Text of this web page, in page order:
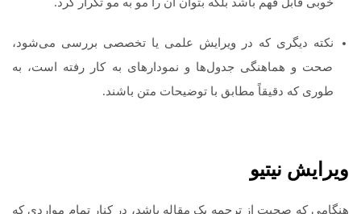
نکته دیگری که در ویرایش علمی یا تخصصی بررسی می‌شود،
صحت و هماهنگی جدول‌ها و نمودارهای به کار رفته است، به
طوری که دقیقاً مطابق با توضیحات متن باشند.
ویرایش نیتیو
هنگامی که صحبت از ترجمه یک مقاله باشد، در کنار تمام مواردی که